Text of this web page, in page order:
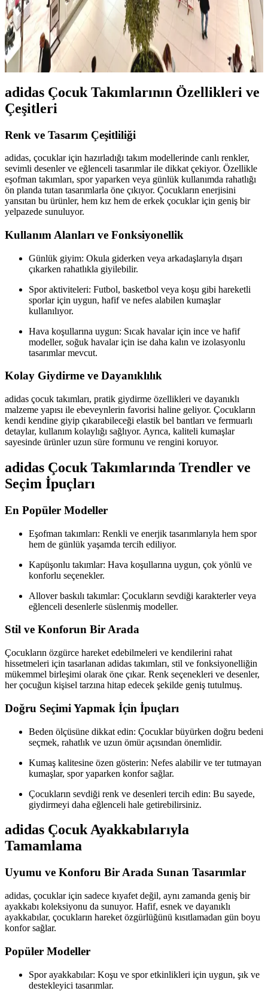
Ayakkabılar İçin Güvenilir Adres
Korupark'taki Adidas mağazası, geniş ürün yelpazesiyle spor ve
günlük ayakkabılarda kaliteli ve orijinal seçenekler sunar. Ulaşım
kolaylığı ve uygun fiyatlarla alışveriş deneyiminizi zenginleştirir.
adidas Çocuk Takımlarının Özellikleri ve
Çeşitleri
Renk ve Tasarım Çeşitliliği
adidas, çocuklar için hazırladığı takım modellerinde canlı renkler,
sevimli desenler ve eğlenceli tasarımlar ile dikkat çekiyor. Özellikle
eşofman takımları, spor yaparken veya günlük kullanımda rahatlığı
ön planda tutan tasarımlarla öne çıkıyor. Çocukların enerjisini
yansıtan bu ürünler, hem kız hem de erkek çocuklar için geniş bir
yelpazede sunuluyor.
Kullanım Alanları ve Fonksiyonellik
Günlük giyim: Okula giderken veya arkadaşlarıyla dışarı
çıkarken rahatlıkla giyilebilir.
Spor aktiviteleri: Futbol, basketbol veya koşu gibi hareketli
sporlar için uygun, hafif ve nefes alabilen kumaşlar
kullanılıyor.
Hava koşullarına uygun: Sıcak havalar için ince ve hafif
modeller, soğuk havalar için ise daha kalın ve izolasyonlu
tasarımlar mevcut.
Kolay Giydirme ve Dayanıklılık
adidas çocuk takımları, pratik giydirme özellikleri ve dayanıklı
malzeme yapısı ile ebeveynlerin favorisi haline geliyor. Çocukların
kendi kendine giyip çıkarabileceği elastik bel bantları ve fermuarlı
detaylar, kullanım kolaylığı sağlıyor. Ayrıca, kaliteli kumaşlar
sayesinde ürünler uzun süre formunu ve rengini koruyor.
adidas Çocuk Takımlarında Trendler ve
Seçim İpuçları
En Popüler Modeller
Eşofman takımları: Renkli ve enerjik tasarımlarıyla hem spor
hem de günlük yaşamda tercih ediliyor.
Kapüşonlu takımlar: Hava koşullarına uygun, çok yönlü ve
konforlu seçenekler.
Allover baskılı takımlar: Çocukların sevdiği karakterler veya
eğlenceli desenlerle süslenmiş modeller.
Stil ve Konforun Bir Arada
Çocukların özgürce hareket edebilmeleri ve kendilerini rahat
hissetmeleri için tasarlanan adidas takımları, stil ve fonksiyonelliğin
mükemmel birleşimi olarak öne çıkar. Renk seçenekleri ve desenler,
her çocuğun kişisel tarzına hitap edecek şekilde geniş tutulmuş.
Doğru Seçimi Yapmak İçin İpuçları
Beden ölçüsüne dikkat edin: Çocuklar büyürken doğru bedeni
seçmek, rahatlık ve uzun ömür açısından önemlidir.
Kumaş kalitesine özen gösterin: Nefes alabilir ve ter tutmayan
kumaşlar, spor yaparken konfor sağlar.
Çocukların sevdiği renk ve desenleri tercih edin: Bu sayede,
giydirmeyi daha eğlenceli hale getirebilirsiniz.
adidas Çocuk Ayakkabılarıyla
Tamamlama
Uyumu ve Konforu Bir Arada Sunan Tasarımlar
adidas, çocuklar için sadece kıyafet değil, aynı zamanda geniş bir
ayakkabı koleksiyonu da sunuyor. Hafif, esnek ve dayanıklı
ayakkabılar, çocukların hareket özgürlüğünü kısıtlamadan gün boyu
konfor sağlar.
Popüler Modeller
Spor ayakkabılar: Koşu ve spor etkinlikleri için uygun, şık ve
destekleyici tasarımlar.